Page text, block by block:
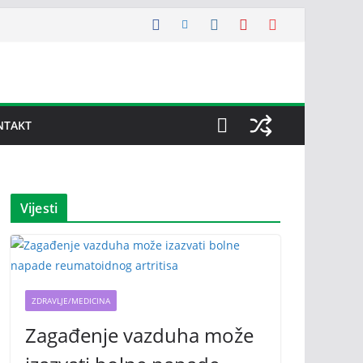
Vijesti
ZDRAVLJE/MEDICINA
Zagađenje vazduha može